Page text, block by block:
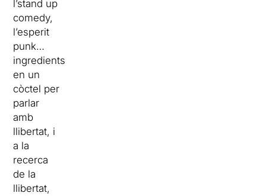
l’stand up
comedy,
l’esperit
punk…
ingredients
en un
còctel per
parlar
amb
llibertat, i
a la
recerca
de la
llibertat,